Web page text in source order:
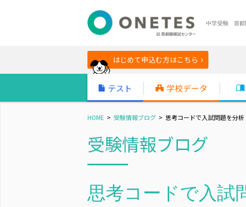
中学受験 首都
はじめて申込む方はこちら
テスト 学校データ
HOME 受験情報ブログ 思考コードで入試問題を分
受験情報ブログ
思考コードで入試